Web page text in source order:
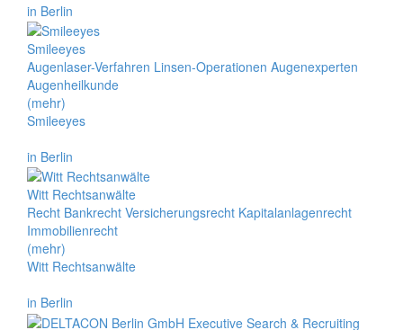
in Berlin
Smileeyes
Augenlaser-Verfahren Linsen-Operationen Augenexperten
Augenheilkunde
(mehr)
Smileeyes
in Berlin
Witt Rechtsanwälte
Recht Bankrecht Versicherungsrecht Kapitalanlagenrecht
Immobilienrecht
(mehr)
Witt Rechtsanwälte
in Berlin